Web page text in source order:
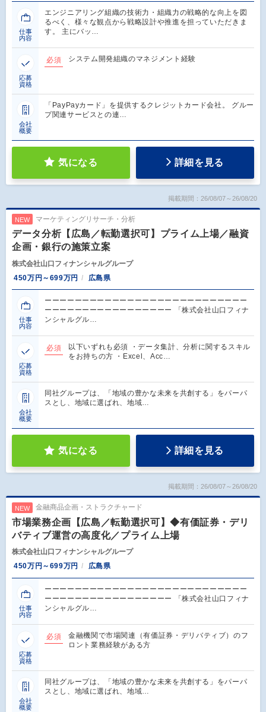
仕事
内容
エンジニアリング組織の技術力・組織力の戦略的な向上を図
るべく、様々な観点から戦略設計や推進を担っていただきま
す。 主にバッ…
応募
資格
必須 システム開発組織のマネジメント経験
会社
概要
「PayPayカード」を提供するクレジットカード会社。 グルー
プ関連サービスとの連…
気になる 詳細を見る
掲載期間：26/08/07～26/08/20
NEW マーケティングリサーチ・分析
データ分析【広島／転勤選択可】プライム上場／融資
企画・銀行の施策立案
株式会社山口フィナンシャルグループ
450万円～699万円
広島県
仕事
内容
ーーーーーーーーーーーーーーーーーーーーーーーーーーー
ーーーーーーーーーーーーーーーーー 「株式会社山口フィナ
ンシャルグル…
応募
資格
必須
以下いずれも必須 ・データ集計、分析に関するスキル
をお持ちの方 ・Excel、Acc…
会社
概要
同社グループは、「地域の豊かな未来を共創する」をパーパ
スとし、地域に選ばれ、地域…
気になる 詳細を見る
掲載期間：26/08/07～26/08/20
NEW 金融商品企画・ストラクチャード
市場業務企画【広島／転勤選択可】◆有価証券・デリ
バティブ運営の高度化／プライム上場
株式会社山口フィナンシャルグループ
450万円～699万円
広島県
仕事
内容
ーーーーーーーーーーーーーーーーーーーーーーーーーーー
ーーーーーーーーーーーーーーーーー 「株式会社山口フィナ
ンシャルグル…
応募
資格
必須
金融機関で市場関連（有価証券・デリバティブ）のフ
ロント業務経験がある方
会社
概要
同社グループは、「地域の豊かな未来を共創する」をパーパ
スとし、地域に選ばれ、地域…